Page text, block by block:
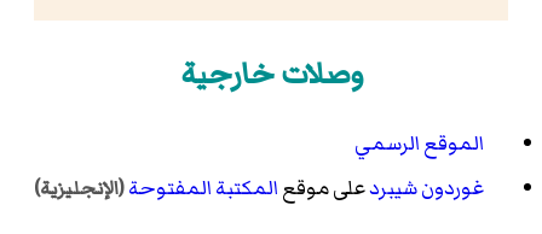
وصلات خارجية
الموقع الرسمي
غوردون شيبردعلى موقعالمكتبة المفتوحة(الإنجليزية)